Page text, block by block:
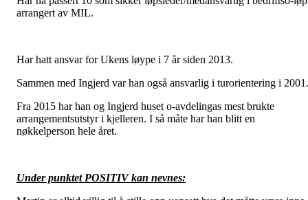
arrangert av MIL.
Har hatt ansvar for Ukens løype i 7 år siden 2013.
Sammen med Ingjerd var han også ansvarlig i turorientering i 2001.
Fra 2015 har han og Ingjerd huset o-avdelingas mest brukte
arrangementsutstyr i kjelleren. I så måte har han blitt en
nøkkelperson hele året.
Under punktet POSITIV kan nevnes: